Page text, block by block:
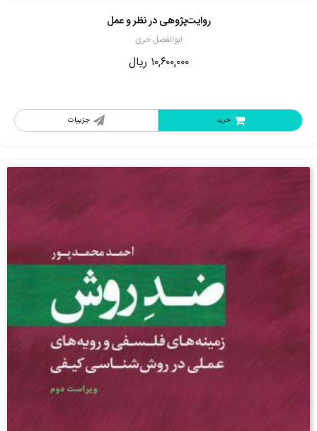
روایت‌پژوهی در نظر و عمل
ابوالفضل حری
00
از
۱۰,۶۰۰,۰۰۰ ریال
جزییات خرید